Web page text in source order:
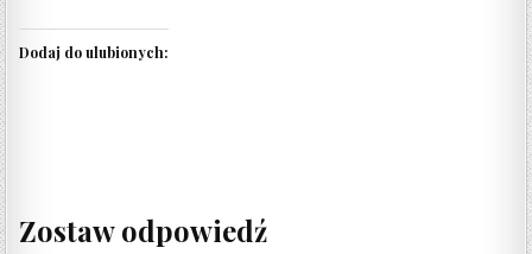
Dodaj do ulubionych:
Zostaw odpowiedź